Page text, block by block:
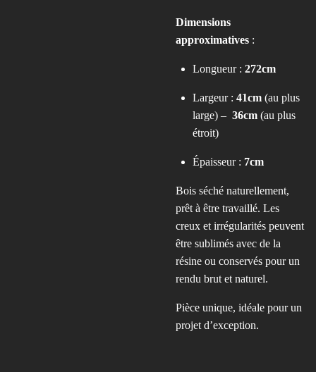
Dimensions
approximatives :
Longueur : 272cm
Largeur : 41cm (au plus
large) – 36cm (au plus
étroit)
Épaisseur : 7cm
Bois séché naturellement,
prêt à être travaillé. Les
creux et irrégularités peuvent
être sublimés avec de la
résine ou conservés pour un
rendu brut et naturel.
Pièce unique, idéale pour un
projet d’exception.